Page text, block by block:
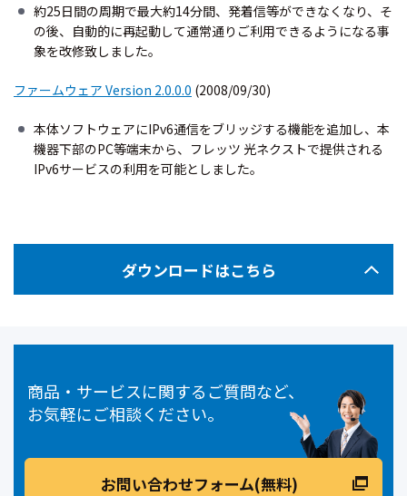
約25日間の周期で最大約14分間、発着信等ができなくなり、そ
の後、自動的に再起動して通常通りご利用できるようになる事
象を改修致しました。
ファームウェア Version 2.0.0.0 (2008/09/30)
本体ソフトウェアにIPv6通信をブリッジする機能を追加し、本
機器下部のPC等端末から、フレッツ 光ネクストで提供される
IPv6サービスの利用を可能としました。
ダウンロードはこちら
商品・サービスに関するご質問など、
お気軽にご相談ください。
お問い合わせフォーム(無料)